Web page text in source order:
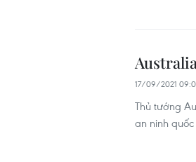
17/09/2021
Thủ tướng
an ninh